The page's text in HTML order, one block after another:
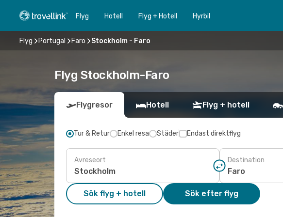
Flyg Hotell Flyg + Hotell Hyrbil
Flyg Portugal Faro Stockholm - Faro
Flyg Stockholm-Faro
Flygresor Hotell Flyg + hotell
Tur & Retur Enkel resa Städer Endast direktflyg
Avreseort Destination
Sök flyg + hotell Sök efter flyg